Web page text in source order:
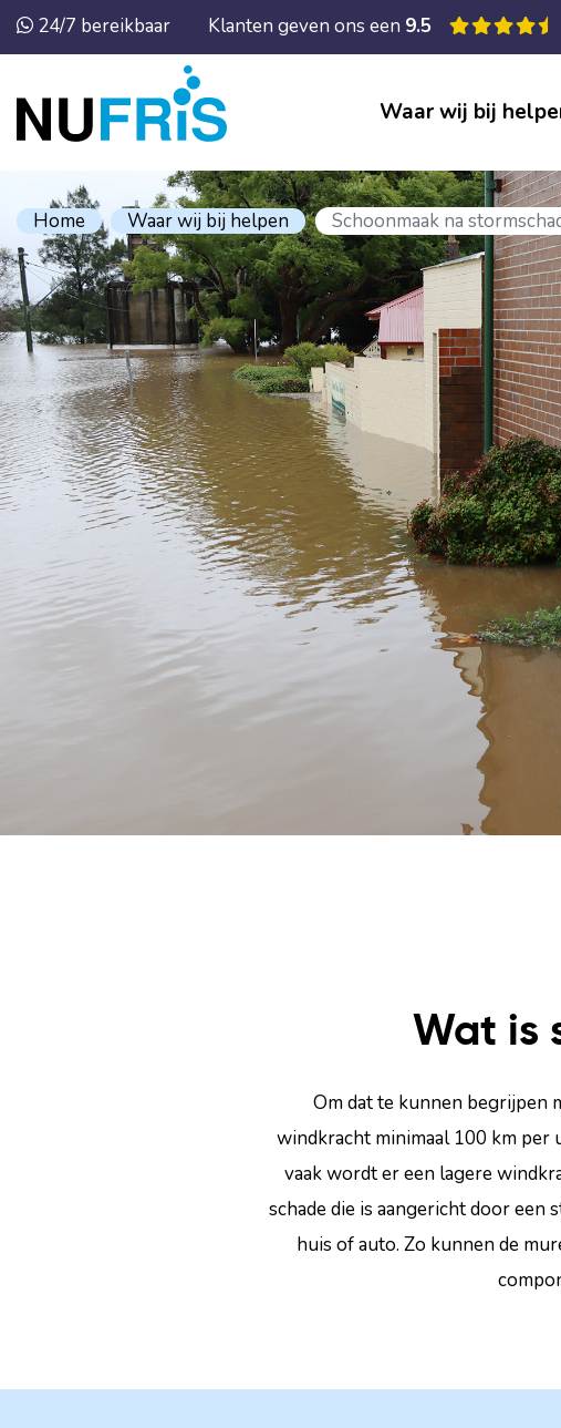
24/7 bereikbaar Klanten geven ons een 9.5
Waar wij bij
Home Waar wij bij helpen Schoonmaak na
Wat is
Om dat te kunnen begrijpen
windkracht minimaal 100 km per
vaak wordt er een lagere
schade die is aangericht door een
huis of auto. Zo kunnen de